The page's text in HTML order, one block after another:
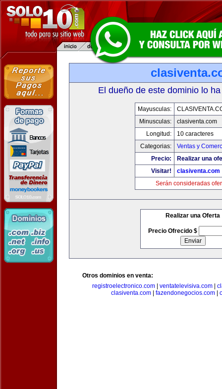
El dueño de este dominio lo
Mayusculas:
Minusculas:
clasiventa.com
Longitud:
10 caracteres
Categorias:
Ventas y
Precio:
Realizar una
Visitar!
clasiventa.com
Serán consideradas
Realizar una Oferta
Precio Ofrecido $
Otros dominios en venta:
registroelectronico.com
ventatelevisiva.com
clasiventa.com| fazendonegocios.com|